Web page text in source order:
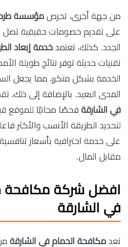
من جهة أخرى، تحرص مؤسسة طرد
الجدد. كذلك، تعتمد خدمة إبعاد
تقنيات حديثة توفر نتائج طويلة
الخدمة بشكل متكرر، مما يجعل
المدى البعيد. بالإضافة إلى ذلك،
في الشارقة فحصًا مجانيًا للموقع
لتحديد الطريقة الأنسب والأكثر
على خدمة احترافية بأسعار
مقابل المال.
افضل شركة مكافحة
في الشارقة
تعد مكافحة الحمام في الشارقة